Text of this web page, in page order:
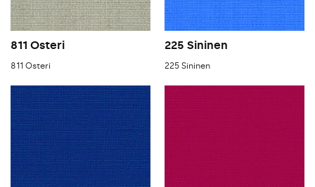
811 Osteri
811 Osteri
225 Sininen
225 Sininen